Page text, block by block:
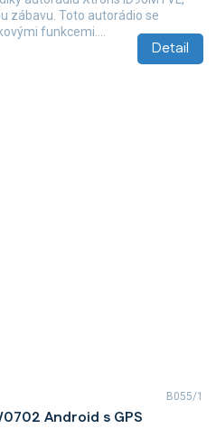
Detail
zábavu. Toto autorádio se
funkcemi....
Android s GPS
B055/1